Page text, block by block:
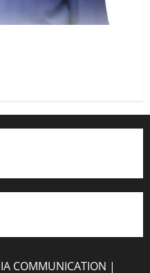
COMMUNICATION |